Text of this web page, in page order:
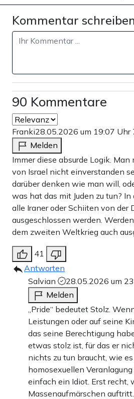
Kommentar
90 Kommentare
Franki28.05.2026 um 19:07 Uhr
Melden
Immer diese absurde Logik.
von Israel nicht einverstanden
darüber denken wie man will,
was hat das mit Juden zu tun?
alle Iraner oder Schiiten von der
ausgeschlossen werden.
dem zweiten Weltkrieg auch
41
Antworten
Salvian
28.05.2026 um
Melden
„Pride“ bedeutet Stolz.
Leistungen oder auf seine
das seine Berechtigung
etwas stolz ist, für das er
nichts zu tun braucht, wie
homosexuellen
einfach ein Idiot. Erst recht,
Massenaufmärschen